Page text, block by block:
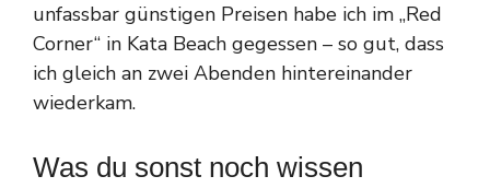
unfassbar günstigen Preisen habe ich im „Red
Corner“ in Kata Beach gegessen – so gut, dass
ich gleich an zwei Abenden hintereinander
wiederkam.
Was du sonst noch wissen